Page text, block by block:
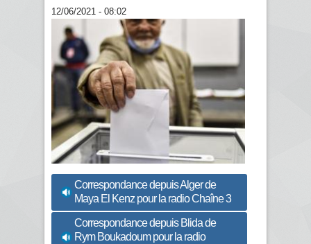
12/06/2021 - 08:02
Correspondance depuis Alger de
Maya El Kenz pour la radio Chaîne 3
Correspondance depuis Blida de
Rym Boukadoum pour la radio